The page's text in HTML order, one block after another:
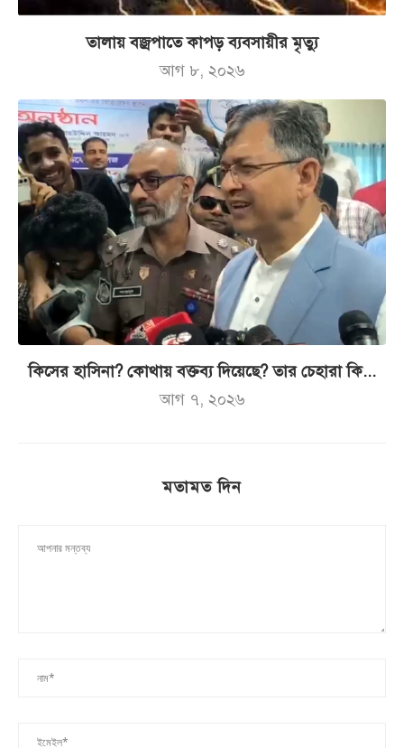
তালায় বজ্রপাতে কাপড় ব্যবসায়ীর মৃত্যু
আগ ৮, ২০২৬
কিসের হাসিনা? কোথায় বক্তব্য দিয়েছে? তার চেহারা কি...
আগ ৭, ২০২৬
মতামত দিন